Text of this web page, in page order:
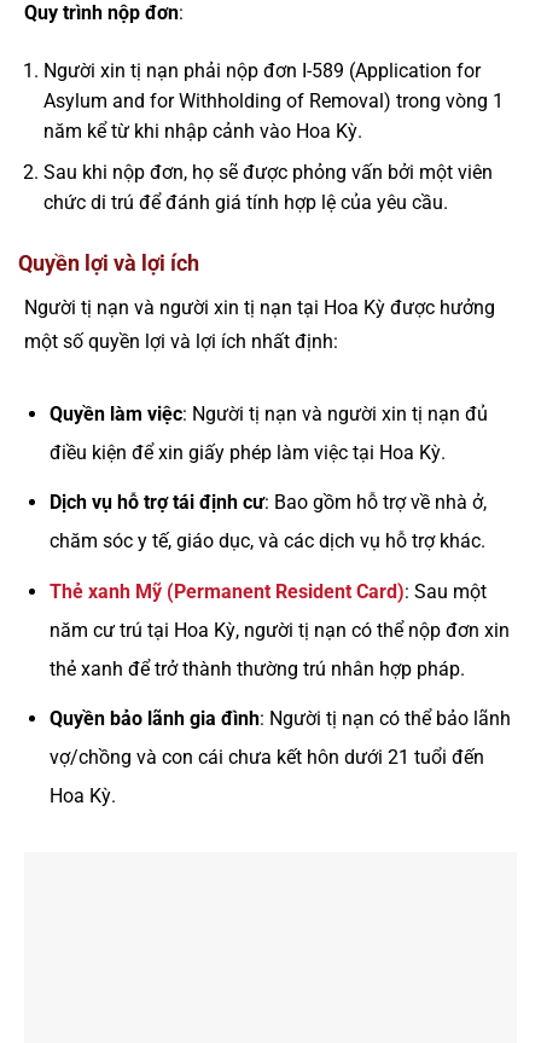
Quy trình nộp đơn:
Người xin tị nạn phải nộp đơn I-589 (Application for
Asylum and for Withholding of Removal) trong vòng 1
năm kể từ khi nhập cảnh vào Hoa Kỳ.
Sau khi nộp đơn, họ sẽ được phỏng vấn bởi một viên
chức di trú để đánh giá tính hợp lệ của yêu cầu.
Quyền lợi và lợi ích
Người tị nạn và người xin tị nạn tại Hoa Kỳ được hưởng
một số quyền lợi và lợi ích nhất định:
Quyền làm việc: Người tị nạn và người xin tị nạn đủ
điều kiện để xin giấy phép làm việc tại Hoa Kỳ.
Dịch vụ hỗ trợ tái định cư: Bao gồm hỗ trợ về nhà ở,
chăm sóc y tế, giáo dục, và các dịch vụ hỗ trợ khác.
Thẻ xanh Mỹ (Permanent Resident Card): Sau một
năm cư trú tại Hoa Kỳ, người tị nạn có thể nộp đơn xin
thẻ xanh để trở thành thường trú nhân hợp pháp.
Quyền bảo lãnh gia đình: Người tị nạn có thể bảo lãnh
vợ/chồng và con cái chưa kết hôn dưới 21 tuổi đến
Hoa Kỳ.